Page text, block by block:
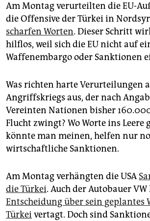
unterstützen
abo
genossenschaft
Am Montag verurteilten die EU-
die Offensive der Türkei in
scharfen Worten. Dieser Schritt
hilflos, weil sich die EU nicht auf
Waffenembargo oder Sanktionen
Was richten harte Verurteilungen
Angriffskriegs aus, der nach
Vereinten Nationen bisher
Flucht zwingt? Wo Worte ins Leere
könnte man meinen, helfen nur
wirtschaftliche Sanktionen.
Am Montag verhängten die USA
die Türkei. Auch der Autobauer
Entscheidung über sein geplantes
Türkeivertagt. Doch sind